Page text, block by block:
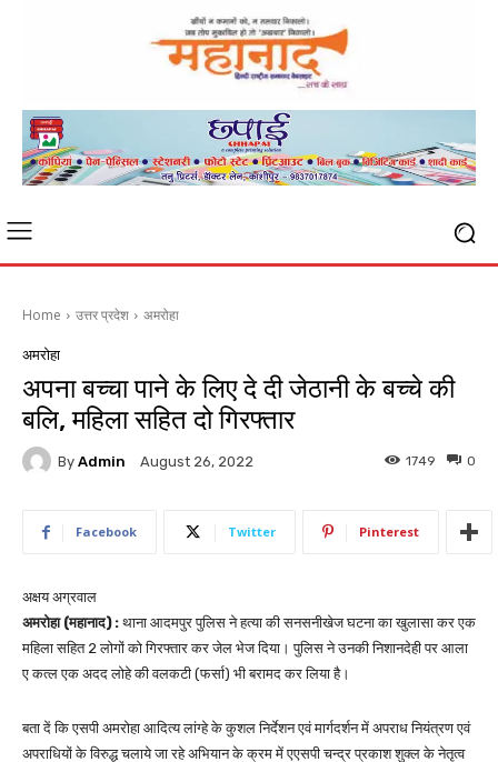
Home उत्तर प्रदेश अमरोहा
अमरोहा
अपना बच्चा पाने के लिए दे दी जेठानी के बच्चे की
बलि, महिला सहित दो गिरफ्तार
By Admin August 26, 2022 0
1749
Facebook Twitter Pinterest
अक्षय अग्रवाल
अमरोहा (महानाद) : थाना आदमपुर पुलिस ने हत्या की सनसनीखेज घटना का खुलासा कर एक
महिला सहित 2 लोगों को गिरफ्तार कर जेल भेज दिया। पुलिस ने उनकी निशानदेही पर आला
ए कत्ल एक अदद लोहे की वलकटी (फर्सा) भी बरामद कर लिया है।
बता दें कि एसपी अमरोहा आदित्य लांग्हे के कुशल निर्देशन एवं मार्गदर्शन में अपराध नियंत्रण एवं
अपराधियों के विरुद्ध चलाये जा रहे अभियान के क्रम में एएसपी चन्द्र प्रकाश शुक्ल के नेतृत्व